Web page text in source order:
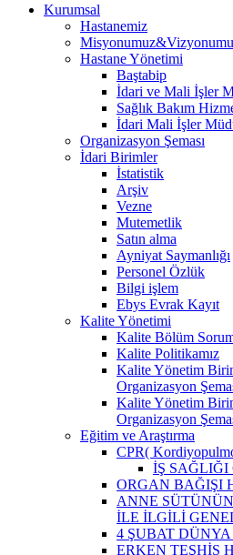
Kurumsal
Hastanemiz
Hastane Yönetimi
Baştabip
İdari ve Mali İşler
Sağlık Bakım
İdari Mali İşler
Organizasyon Şeması
İdari Birimler
İstatistik
Arşiv
Vezne
Mutemetlik
Satın alma
Ayniyat Saymanlığı
Personel Özlük
Bilgi işlem
Ebys Evrak Kayıt
Kalite Yönetimi
Kalite Bölüm
Kalite Politikamız
Kalite Yönetim
Organizasyon
Kalite Yönetim
Organizasyon
Eğitim ve Araştırma
CPR(
İŞ
ORGAN BAĞIŞI
ANNE
İLE İLGİLİ
4 ŞUBAT
ERKEN TEŞHİS